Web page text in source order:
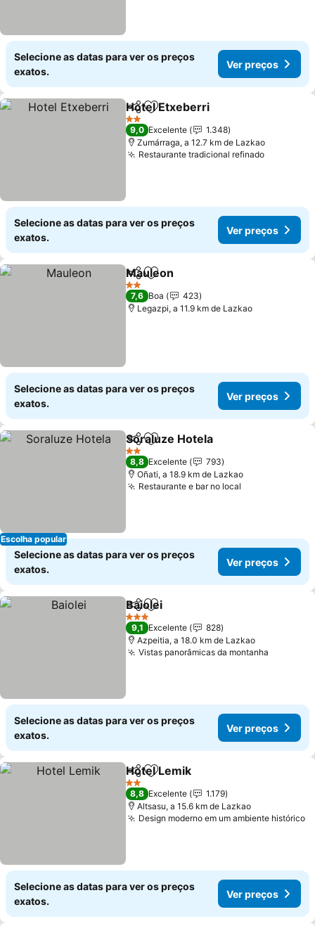
Selecione as datas para ver os preços
exatos.
Ver preços
PartilharAdicionar aos favoritos
Hotel Etxeberri
2 Estrelas
9,0 Excelente
1.348
Zumárraga, a 12.7 km de Lazkao
Restaurante tradicional refinado
Selecione as datas para ver os preços
exatos.
Ver preços
PartilharAdicionar aos favoritos
Mauleon
2 Estrelas
7,6 Boa
423
Legazpi, a 11.9 km de Lazkao
Selecione as datas para ver os preços
exatos.
Ver preços
Escolha popular
PartilharAdicionar aos favoritos
Soraluze Hotela
2 Estrelas
8,8 Excelente
793
Oñati, a 18.9 km de Lazkao
Restaurante e bar no local
Selecione as datas para ver os preços
exatos.
Ver preços
PartilharAdicionar aos favoritos
Baiolei
3 Estrelas
9,1 Excelente
828
Azpeitia, a 18.0 km de Lazkao
Vistas panorâmicas da montanha
Selecione as datas para ver os preços
exatos.
Ver preços
PartilharAdicionar aos favoritos
Hotel Lemik
2 Estrelas
8,8 Excelente
1.179
Altsasu, a 15.6 km de Lazkao
Design moderno em um ambiente histórico
Selecione as datas para ver os preços
exatos.
Ver preços